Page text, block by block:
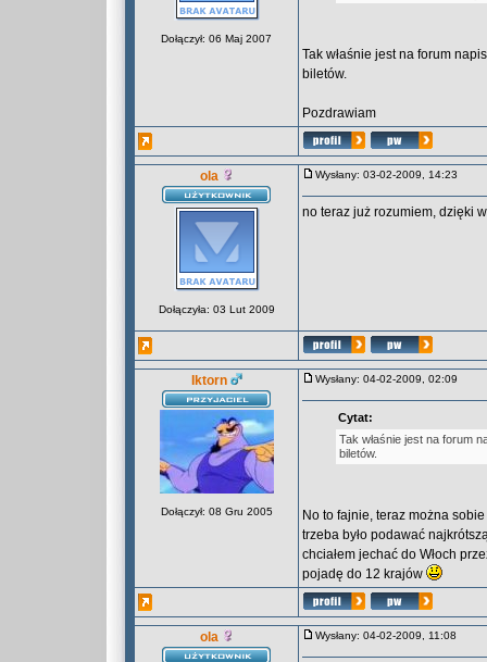
Dołączył: 06 Maj 2007
Tak właśnie jest na forum
biletów.
Pozdrawiam
ola
Dołączyła: 03 Lut 2009
Wysłany: 03-02-2009, 14:23
no teraz już rozumiem, dzięki
Iktorn
Dołączył: 08 Gru 2005
Wysłany: 04-02-2009, 02:09
Cytat:
Tak właśnie jest na forum
biletów.
No to fajnie, teraz można
trzeba było podawać
chciałem jechać do Włoch
pojadę do 12 krajów
ola Wysłany: 04-02-2009, 11:08